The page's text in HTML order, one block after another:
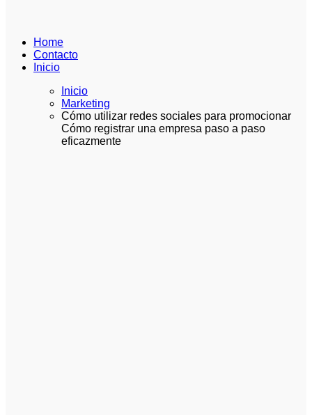
Home
Contacto
Inicio
Inicio
Marketing
Cómo utilizar redes sociales para promocionar
Cómo registrar una empresa paso a paso
eficazmente